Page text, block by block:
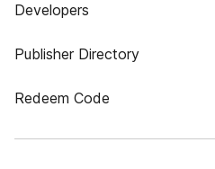
Developers
Publisher Directory
Redeem Code